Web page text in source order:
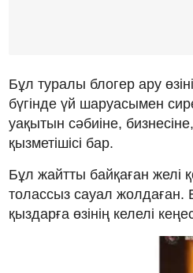
Бұл туралы блогер ару
бүгінде үй шаруасымен
уақытын сәбиіне,
қызметішісі бар.
Бұл жайтты байқаған
толассыз сауал жолдаған.
қыздарға өзінің келелі